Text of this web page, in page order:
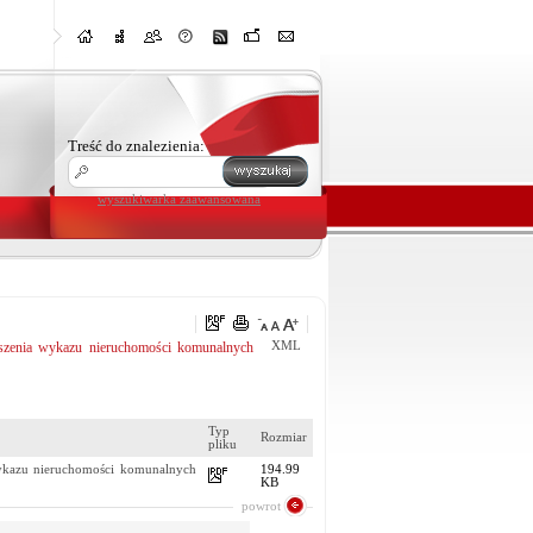
Treść do znalezienia:
wyszukiwarka zaawansowana
XML
wykazu nieruchomości komunalnych
Typ
pliku
Rozmiar
nieruchomości komunalnych
194.99
KB
powrot